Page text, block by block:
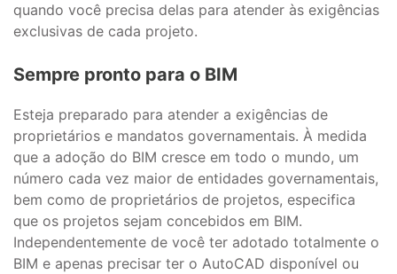
quando você precisa delas para atender às exigências
exclusivas de cada projeto.
Sempre pronto para o BIM
Esteja preparado para atender a exigências de
proprietários e mandatos governamentais. À medida
que a adoção do BIM cresce em todo o mundo, um
número cada vez maior de entidades governamentais,
bem como de proprietários de projetos, especifica
que os projetos sejam concebidos em BIM.
Independentemente de você ter adotado totalmente o
BIM e apenas precisar ter o AutoCAD disponível ou